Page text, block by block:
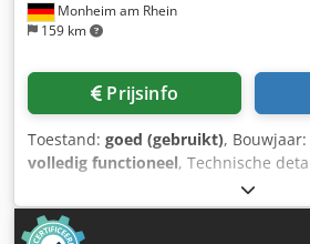
Monheim am Rhein
159 km
Prijsinfo
Toestand: goed (gebruikt), Bouwjaar:
volledig functioneel, Technische
weg 2200 mm Z-weg 800 mm
530 Tafeloppervlak 3000 x 1200 mm
HSK-A-63 Spindeltoerental 18000